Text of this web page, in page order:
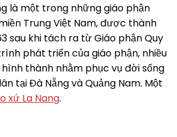
là một trong những giáo phận
Trung Việt Nam, được thành
sau khi tách ra từ Giáo phận Quy
phát triển của giáo phận, nhiều
thành nhằm phục vụ đời sống
tại Đà Nẵng và Quảng Nam. Một
xứ La Nang.